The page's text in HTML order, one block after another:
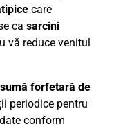
care
ca sarcini
vă reduce venitul
sumă forfetară de
periodice pentru
conform